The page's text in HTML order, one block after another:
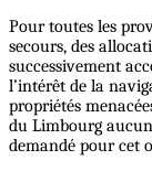
Pour toutes les
secours, des
successivement
l’intérêt de la
propriétés
du Limbourg
demandé pour cet